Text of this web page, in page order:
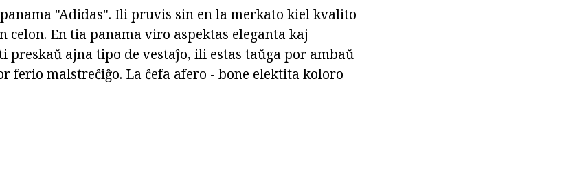
"Adidas". Ili pruvis sin en la merkato kiel kvalito
En tia panama viro aspektas eleganta kaj
preskaŭ ajna tipo de vestaĵo, ili estas taŭga por ambaŭ
ferio malstreĉiĝo. La ĉefa afero - bone elektita koloro